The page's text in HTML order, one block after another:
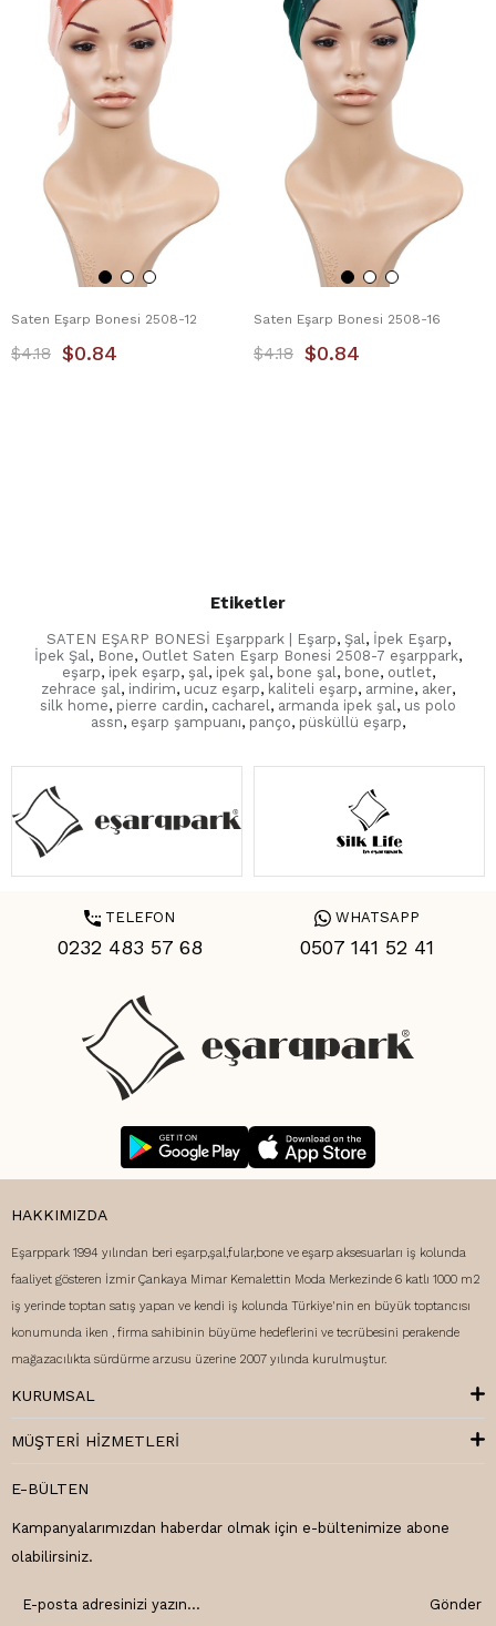
Saten Eşarp Bonesi 2508-12
$0.84
$4.18
Saten Eşarp Bonesi 2508-16
$0.84
$4.18
Etiketler
SATEN EŞARP BONESİ Eşarppark | Eşarp, Şal , İpek Eşarp,
İpek Şal , Bone, Outlet Saten Eşarp Bonesi 2508-7 eşarppark,
eşarp, ipek eşarp, şal , ipek şal , bone şal , bone, outlet,
zehrace şal , indirim, ucuz eşarp, kaliteli eşarp, armine, aker,
silk home, pierre cardin, cacharel , armanda ipek şal , us polo
assn, eşarp şampuanı, panço, püsküllü eşarp,
TELEFON
0232 483 57 68
WHATSAPP
0507 141 52 41
HAKKIMIZDA
Eşarppark 1994 yılından beri eşarp,şal,fular,bone ve eşarp aksesuarları iş kolunda
faaliyet gösteren İzmir Çankaya Mimar Kemalettin Moda Merkezinde 6 katlı 1000 m2
iş yerinde toptan satış yapan ve kendi iş kolunda Türkiye'nin en büyük toptancısı
konumunda iken , firma sahibinin büyüme hedeflerini ve tecrübesini perakende
mağazacılıkta sürdürme arzusu üzerine 2007 yılında kurulmuştur.
KURUMSAL
MÜŞTERI HIZMETLERI
E-BÜLTEN
Kampanyalarımızdan haberdar olmak için e-bültenimize abone
olabilirsiniz.
Gönder